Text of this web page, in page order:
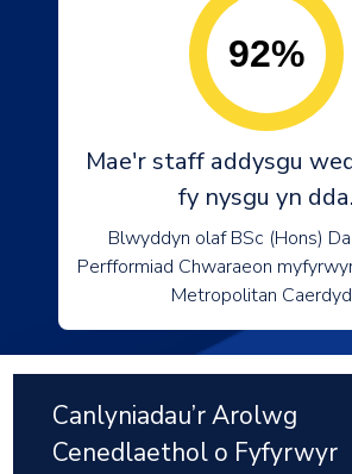
92%
Mae'r staff addysgu
fy nysgu yn dda.
Blwyddyn olaf BSc (Hons)
Perfformiad Chwaraeon
Metropolitan
Canlyniadau’r Arolwg
Cenedlaethol o Fyfyrwyr